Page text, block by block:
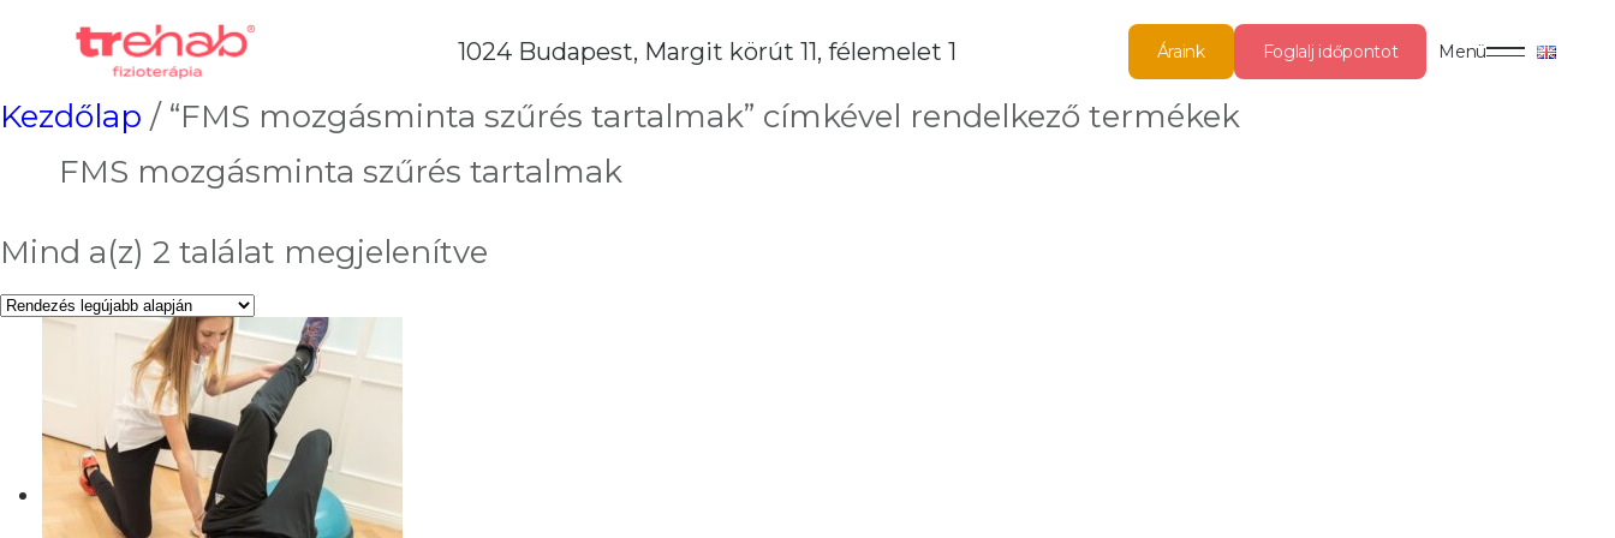
1024 Budapest, Margit körút 11, félemelet 1 Áraink Foglalj időpontot Menü
Kezdőlap / “FMS mozgásminta szűrés tartalmak” címkével rendelkező termékek
FMS mozgásminta szűrés tartalmak
Mind a(z) 2 találat megjelenítve